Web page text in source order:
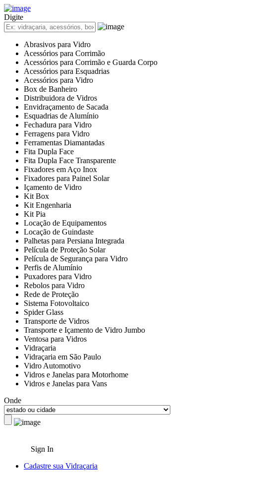
Cadastre sua Vidraçaria
Cadastre sua Vidraçaria
Empresas
Anuncie
Informativos
Notícias & Negócios
Feiras & Eventos
Vídeos
Contato
Fale Conosco
Assine nossa Newsletter
Digite
Abrasivos para Vidro
Acessórios para Corrimão
Acessórios para Corrimão e Guarda Corpo
Acessórios para Esquadrias
Acessórios para Vidro
Box de Banheiro
Distribuidora de Vidros
Envidraçamento de Sacada
Esquadrias de Alumínio
Fechadura para Vidro
Ferragens para Vidro
Ferramentas Diamantadas
Fita Dupla Face
Fita Dupla Face Transparente
Fixadores em Aço Inox
Fixadores para Painel Solar
Içamento de Vidro
Kit Box
Kit Engenharia
Kit Pia
Locação de Equipamentos
Locação de Guindaste
Palhetas para Persiana Integrada
Película de Proteção Solar
Película de Segurança para Vidro
Perfis de Alumínio
Puxadores para Vidro
Rebolos para Vidro
Rede de Proteção
Sistema Fotovoltaico
Spider Glass
Transporte de Vidros
Transporte e Içamento de Vidro Jumbo
Ventosa para Vidros
Vidraçaria
Vidraçaria em São Paulo
Vidro Automotivo
Vidros e Janelas para Motorhome
Vidros e Janelas para Vans
Onde
Sign In
Cadastre sua Vidraçaria